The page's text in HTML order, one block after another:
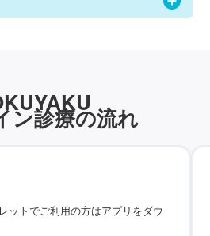
ン診療の流れ
ットでご利用の方はアプリをダウ